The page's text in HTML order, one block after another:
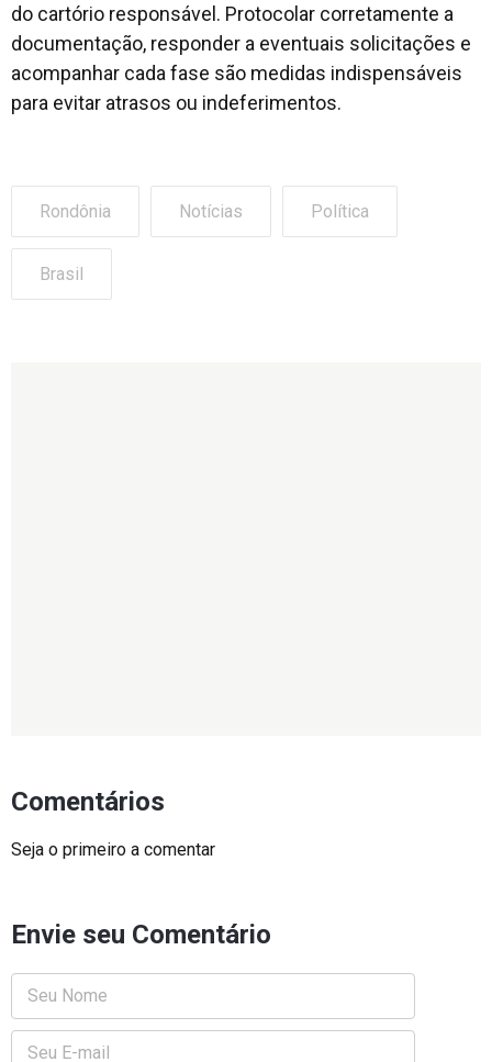
do cartório responsável. Protocolar corretamente a
documentação, responder a eventuais solicitações e
acompanhar cada fase são medidas indispensáveis
para evitar atrasos ou indeferimentos.
Rondônia Notícias Política
Brasil
Comentários
Seja o primeiro a comentar
Envie seu Comentário